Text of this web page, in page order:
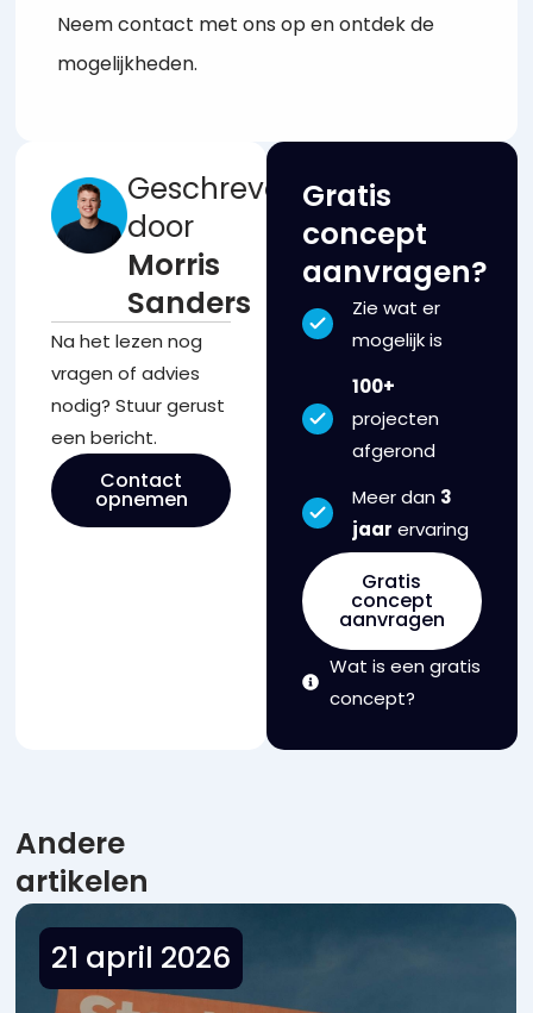
Neem contact met ons op en ontdek de
mogelijkheden.
Geschreven
door
Morris
Sanders
Na het lezen nog
vragen of advies
nodig? Stuur gerust
een bericht.
Contact
opnemen
Gratis
concept
aanvragen?
Zie wat er
mogelijk is
100+
projecten
afgerond
Meer dan 3
jaar ervaring
Gratis
concept
aanvragen
Wat is een gratis
concept?
Andere
artikelen
21 april 2026